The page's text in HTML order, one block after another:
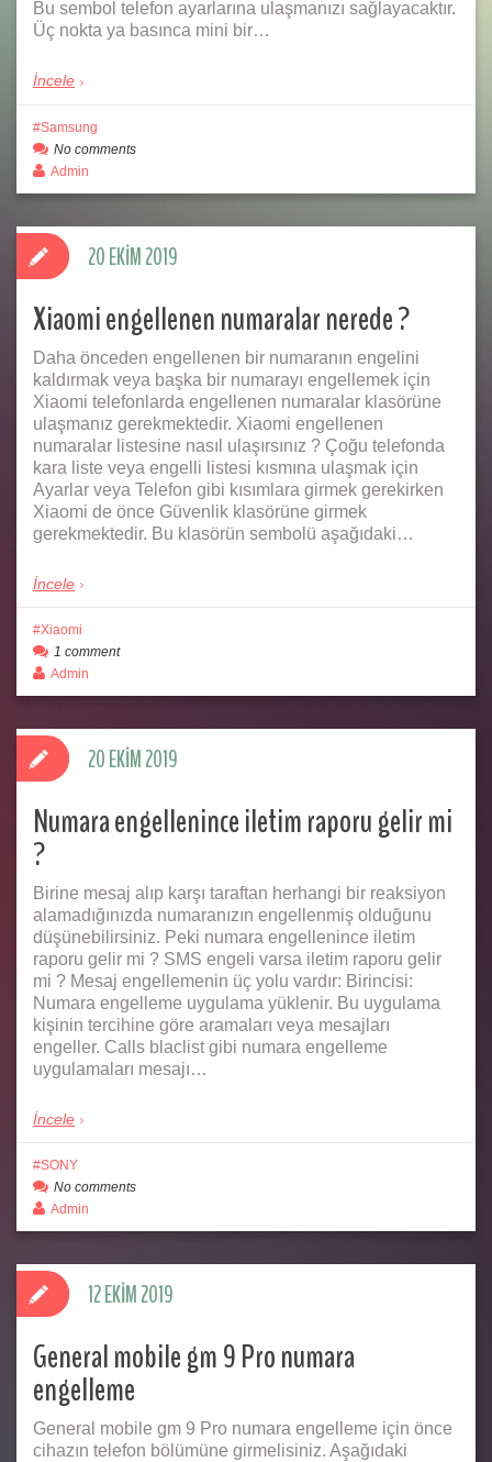
Bu sembol telefon ayarlarına ulaşmanızı sağlayacaktır.
Üç nokta ya basınca mini bir…
İncele
Samsung
No comments
Admin
Xiaomi engellenen numaralar nerede ?
Daha önceden engellenen bir numaranın engelini
kaldırmak veya başka bir numarayı engellemek için
Xiaomi telefonlarda engellenen numaralar klasörüne
ulaşmanız gerekmektedir. Xiaomi engellenen
numaralar listesine nasıl ulaşırsınız ? Çoğu telefonda
kara liste veya engelli listesi kısmına ulaşmak için
Ayarlar veya Telefon gibi kısımlara girmek gerekirken
Xiaomi de önce Güvenlik klasörüne girmek
gerekmektedir. Bu klasörün sembolü aşağıdaki…
İncele
20 EKIM 2019
Xiaomi
1 comment
Admin
Numara engellenince iletim raporu gelir mi
?
Birine mesaj alıp karşı taraftan herhangi bir reaksiyon
alamadığınızda numaranızın engellenmiş olduğunu
düşünebilirsiniz. Peki numara engellenince iletim
raporu gelir mi ? SMS engeli varsa iletim raporu gelir
mi ? Mesaj engellemenin üç yolu vardır: Birincisi:
Numara engelleme uygulama yüklenir. Bu uygulama
kişinin tercihine göre aramaları veya mesajları
engeller. Calls blaclist gibi numara engelleme
uygulamaları mesajı…
İncele
20 EKIM 2019
SONY
No comments
Admin
General mobile gm 9 Pro numara
engelleme
General mobile gm 9 Pro numara engelleme için önce
cihazın telefon bölümüne girmelisiniz. Aşağıdaki
12 EKIM 2019